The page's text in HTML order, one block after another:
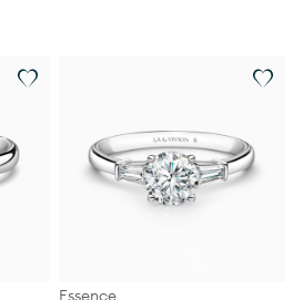
Essence